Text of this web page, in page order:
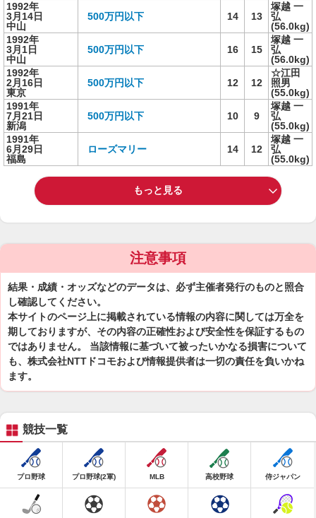
1992年
3月14日
中山
500万円以下 14 13
塚越 一
弘
(56.0kg)
1992年
3月1日
中山
500万円以下 16 15
塚越 一
弘
(56.0kg)
1992年
2月16日
東京
500万円以下 12 12
☆江田
照男
(55.0kg)
1991年
7月21日
新潟
500万円以下 10 9
塚越 一
弘
(55.0kg)
1991年
6月29日
福島
ローズマリー 14 12
塚越 一
弘
(55.0kg)
もっと見る
注意事項
結果・成績・オッズなどのデータは、必ず主催者発行のものと照合
し確認してください。
本サイトのページ上に掲載されている情報の内容に関しては万全を
期しておりますが、その内容の正確性および安全性を保証するもの
ではありません。 当該情報に基づいて被ったいかなる損害について
も、株式会社NTTドコモおよび情報提供者は一切の責任を負いかね
ます。
競技一覧
プロ野球 プロ野球(2軍) MLB 高校野球 侍ジャパン